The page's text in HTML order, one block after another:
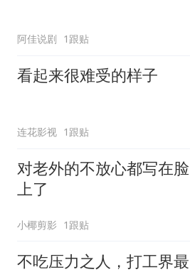
阿佳说剧 1跟贴
看起来很难受的样子
连花影视 1跟贴
对老外的不放心都写在脸
上了
小椰剪影 1跟贴
不吃压力之人，打工界最